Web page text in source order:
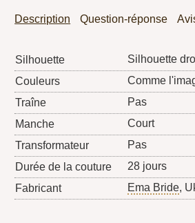
Description Question-réponse
Silhouette
Silhouette
Couleurs
Comme
Traîne
Pas
Manche
Court
Transformateur
Pas
Durée de la couture
28 jours
Fabricant
Ema Bride,